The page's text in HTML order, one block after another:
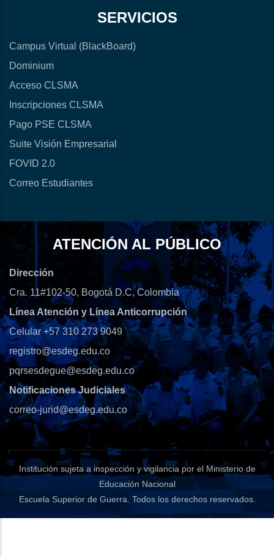
SERVICIOS
Campus Virtual (BlackBoard)
Dominium
Acceso CLSMA
Inscripciones CLSMA
Pago PSE CLSMA
Suite Visión Empresarial
FOVID 2.0
Correo Estudiantes
ATENCIÓN AL PÚBLICO
Dirección
Cra. 11#102-50, Bogotá D.C, Colombia
Línea Atención y Línea Anticorrupción
Celular +57 310 273 9049
registro@esdeg.edu.co
pqrsesdegue@esdeg.edu.co
Notificaciones Judiciales
correo-jurid@esdeg.edu.co
Institución sujeta a inspección y vigilancia por el Ministerio de
Educación Nacional
Escuela Superior de Guerra. Todos los derechos reservados.